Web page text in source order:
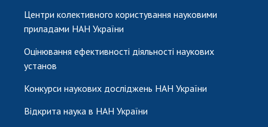
Центри колективного користування науковими
приладами НАН України
Оцінювання ефективності діяльності наукових
установ
Конкурси наукових досліджень НАН України
Відкрита наука в НАН України